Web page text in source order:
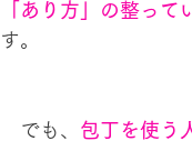
「あり方」の整っ
す。
でも、 包丁を使う